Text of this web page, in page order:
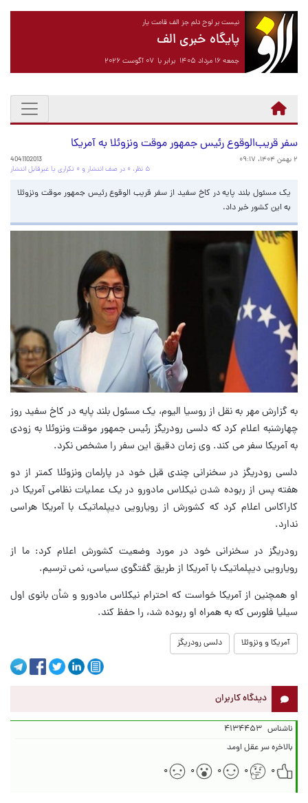
نیست بر لوح دلم جز الف قامت یار
پایگاه خبری الف
جمعه ۱۶ مرداد ۱۴۰۵ برابر با ۰۷ آگوست ۲۰۲۶
سفر قریب‌الوقوع رئیس جمهور موقت ونزوئلا به آمریکا
۲ بهمن ۱۴۰۴، ۰۹:۱۷
4041102013
۵ نظر، ۰ در صف انتشار و ۰ تکراری یا غیرقابل انتشار
یک مسئول بلند پایه در کاخ سفید از سفر قریب الوقوع رئیس جمهور موقت ونزوئلا
به این کشور خبر داد.
به گزارش مهر به نقل از روسیا الیوم، یک مسئول بلند پایه در کاخ سفید روز
چهارشنبه اعلام کرد که دلسی رودریگز رئیس جمهور موقت ونزوئلا به زودی
به آمریکا سفر می کند. وی زمان دقیق این سفر را مشخص نکرد.
دلسی رودریگز در سخنرانی چندی قبل خود در پارلمان ونزوئلا کمتر از دو
هفته پس از ربوده شدن نیکلاس مادورو در یک عملیات نظامی آمریکا در
کاراکاس اعلام کرد که کشورش از رویارویی دیپلماتیک با آمریکا هراسی
ندارد.
رودریگز در سخنرانی خود در مورد وضعیت کشورش اعلام کرد: ما از
رویارویی دیپلماتیک با آمریکا از طریق گفتگوی سیاسی، نمی ترسیم.
او همچنین از آمریکا خواست که احترام نیکلاس مادورو و شأن بانوی اول
سیلیا فلورس که به همراه او ربوده شد، را حفظ کند.
آمریکا و ونزوئلا دلسی رودریگز
دیدگاه کاربران
ناشناس ۴۱۳۴۴۵۳
بالاخره سر عقل اومد
۰
۰ ۰ ۰ ۰